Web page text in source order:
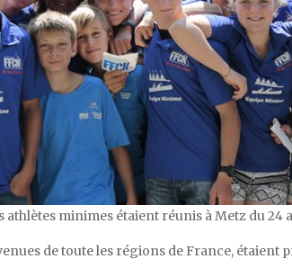
athlètes minimes étaient réunis à Metz du 24
de toute les régions de France, étaient